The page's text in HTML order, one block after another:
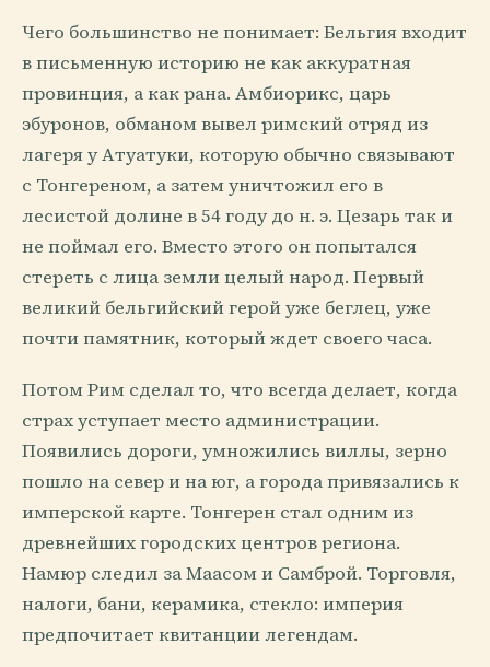
Чего большинство не понимает: Бельгия входит
в письменную историю не как аккуратная
провинция, а как рана. Амбиорикс, царь
эбуронов, обманом вывел римский отряд из
лагеря у Атуатуки, которую обычно связывают
с Тонгереном, а затем уничтожил его в
лесистой долине в 54 году до н. э. Цезарь так и
не поймал его. Вместо этого он попытался
стереть с лица земли целый народ. Первый
великий бельгийский герой уже беглец, уже
почти памятник, который ждет своего часа.
Потом Рим сделал то, что всегда делает, когда
страх уступает место администрации.
Появились дороги, умножились виллы, зерно
пошло на север и на юг, а города привязались к
имперской карте. Тонгерен стал одним из
древнейших городских центров региона.
Намюр следил за Маасом и Самброй. Торговля,
налоги, бани, керамика, стекло: империя
предпочитает квитанции легендам.